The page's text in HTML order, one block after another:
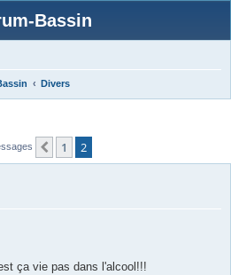
Bassin
Divers
Précédente
1 2
ça vie pas dans l'alcool!!!